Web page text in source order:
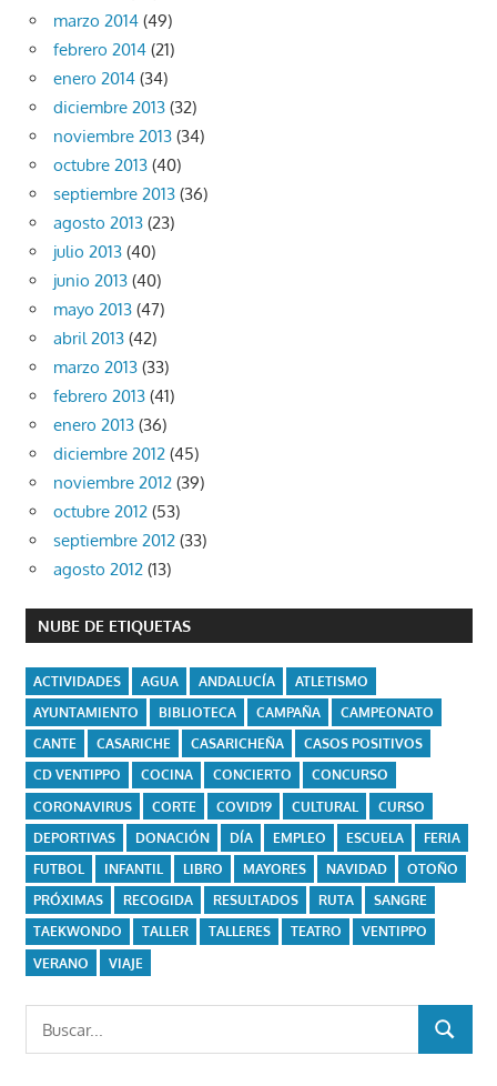
marzo 2014 (49)
febrero 2014 (21)
enero 2014 (34)
diciembre 2013 (32)
noviembre 2013 (34)
octubre 2013 (40)
septiembre 2013 (36)
agosto 2013 (23)
julio 2013 (40)
junio 2013 (40)
mayo 2013 (47)
abril 2013 (42)
marzo 2013 (33)
febrero 2013 (41)
enero 2013 (36)
diciembre 2012 (45)
noviembre 2012 (39)
octubre 2012 (53)
septiembre 2012 (33)
agosto 2012 (13)
NUBE DE ETIQUETAS
ACTIVIDADES AGUA ANDALUCÍA
ATLETISMO
AYUNTAMIENTO
BIBLIOTECA CAMPAÑA
CAMPEONATO
CANTE
CASARICHE CASARICHEÑA
CASOS POSITIVOS
CD VENTIPPO
COCINA CONCIERTO
CONCURSO
CORONAVIRUS
CORTE COVID19 CULTURAL
CURSO
DEPORTIVAS
DONACIÓN DÍA EMPLEO ESCUELA
FERIA
FUTBOL
INFANTIL LIBRO MAYORES NAVIDAD
OTOÑO
PRÓXIMAS
RECOGIDA RESULTADOS RUTA
SANGRE
TAEKWONDO
TALLER TALLERES TEATRO
VENTIPPO
VERANO
VIAJE
BUSCAR